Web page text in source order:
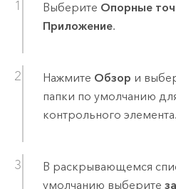
Выберите Опорные
Приложение.
Нажмите Обзор и
папки по умолчанию
контрольного элемента.
В раскрывающемся
умолчанию выберите